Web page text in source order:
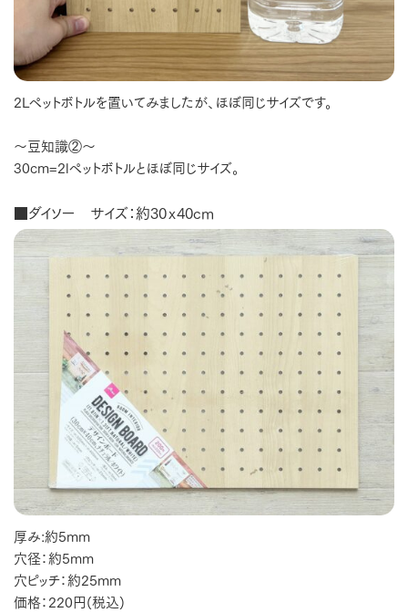
2Lペットボトルを置いてみましたが、ほぼ同じサイズです。
～豆知識②～
30cm=2lペットボトルとほぼ同じサイズ。
■ダイソー サイズ：約30ｘ40cm
厚み:約5mm
穴径：約5mm
穴ピッチ：約25mm
価格：220円(税込)